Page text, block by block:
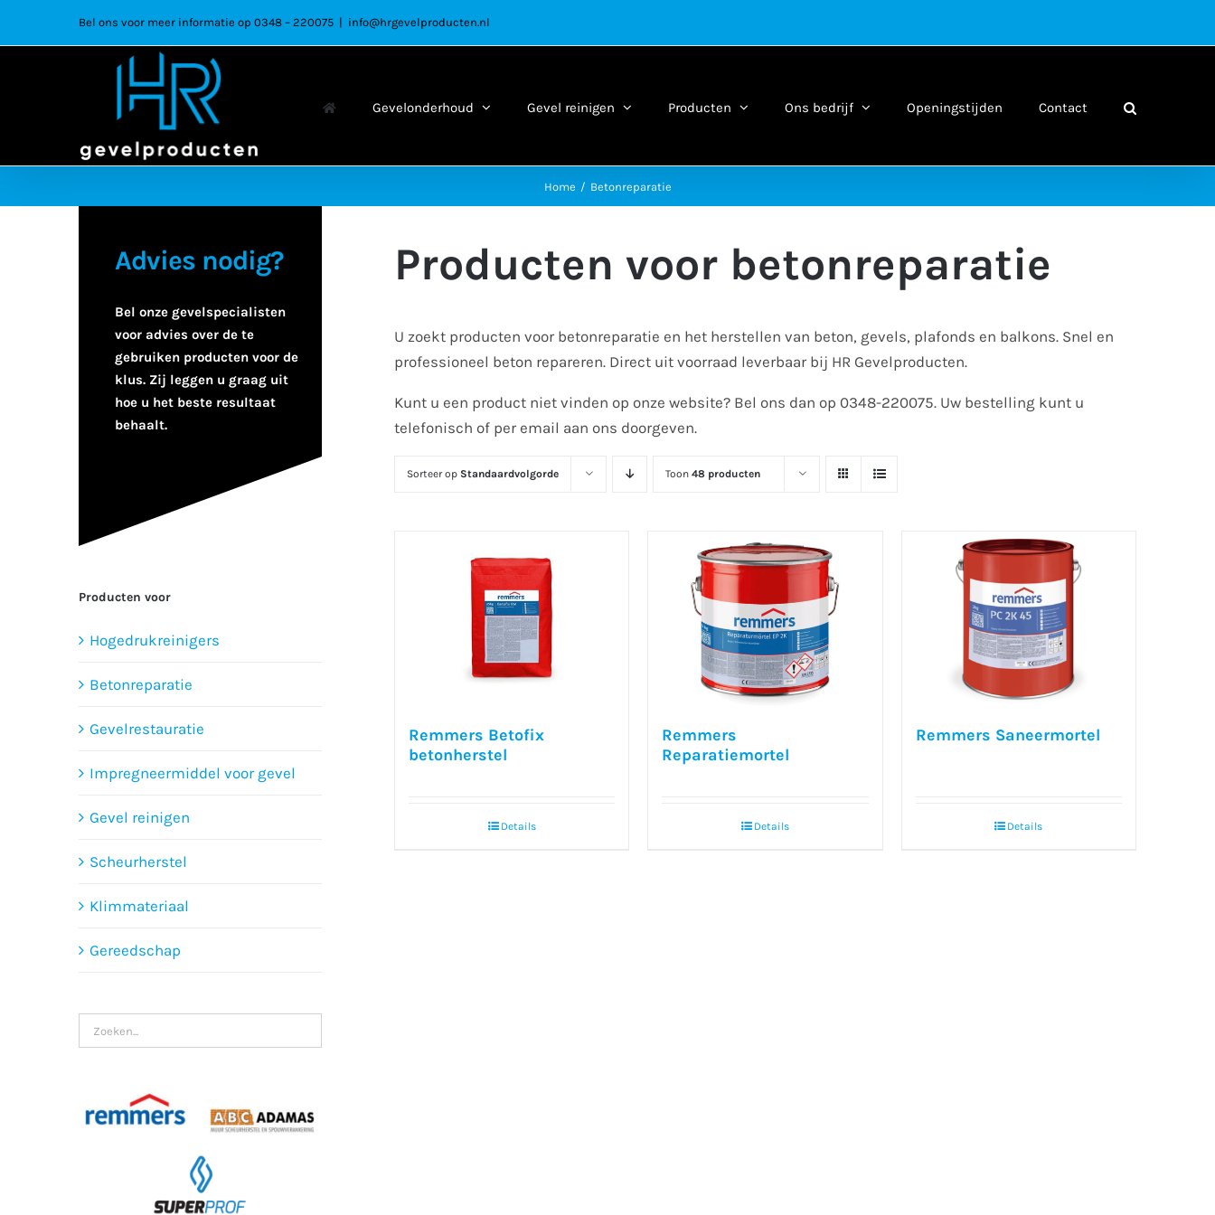
Bel ons voor meer informatie op 0348 – 220075 | info@hrgevelproducten.nl
Gevelonderhoud Gevel reinigen Producten Ons bedrijf Openingstijden Contact
Home Betonreparatie
Producten voor betonreparatie
U zoekt producten voor betonreparatie en het herstellen van beton, gevels, plafonds en balkons. Snel en
professioneel beton repareren. Direct uit voorraad leverbaar bij HR Gevelproducten.
Kunt u een product niet vinden op onze website? Bel ons dan op 0348-220075. Uw bestelling kunt u
telefonisch of per email aan ons doorgeven.
Sorteer op Standaardvolgorde Toon48 producten
Remmers Betofix
betonherstel
Details
Remmers
Reparatiemortel
Details
Remmers Saneermortel
Details
Advies nodig?
Bel onze gevelspecialisten
voor advies over de te
gebruiken producten voor de
klus. Zij leggen u graag uit
hoe u het beste resultaat
behaalt.
Producten voor
Hogedrukreinigers
Betonreparatie
Gevelrestauratie
Impregneermiddel voor gevel
Gevel reinigen
Scheurherstel
Klimmateriaal
Gereedschap